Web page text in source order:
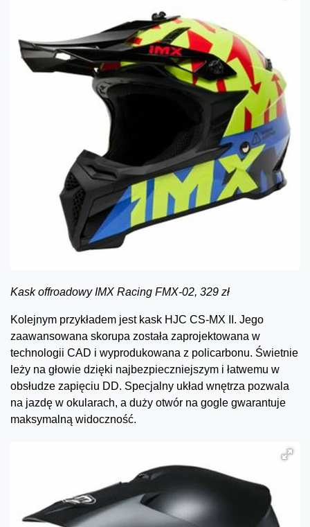
Kask offroadowy IMX Racing FMX-02, 329 zł
Kolejnym przykładem jest kask HJC CS-MX II. Jego
zaawansowana skorupa została zaprojektowana w
technologii CAD i wyprodukowana z policarbonu. Świetnie
leży na głowie dzięki najbezpieczniejszym i łatwemu w
obsłudze zapięciu DD. Specjalny układ wnętrza pozwala
na jazdę w okularach, a duży otwór na gogle gwarantuje
maksymalną widoczność.